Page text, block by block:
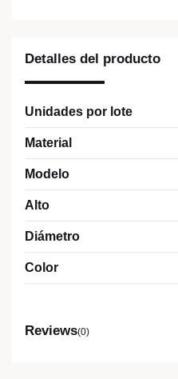
Detalles del producto
Unidades por lote
Material
Modelo
Alto
Diámetro
Color
Reviews(0)